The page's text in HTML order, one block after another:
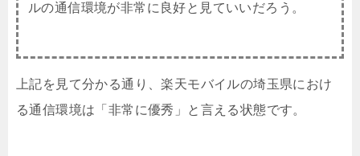
ルの通信環境が非常に良好と見ていいだろう。
上記を見て分かる通り、楽天モバイルの埼玉県におけ
る通信環境は「非常に優秀」と言える状態です。